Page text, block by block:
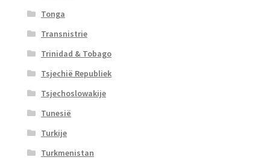
Tonga
Transnistrie
Trinidad & Tobago
Tsjechië Republiek
Tsjechoslowakije
Tunesië
Turkije
Turkmenistan